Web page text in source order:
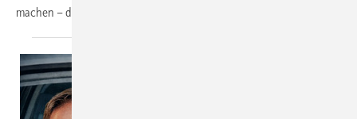
machen – das erfahren Sie in dieser